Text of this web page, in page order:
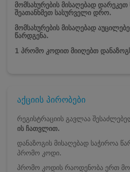
მომსახურების მისაღებად დარეკეთ
შეათანხმეთ სასურველი დრო.
მომსახურების მისაღებად
წარდგენა.
1 პრომო კოდით მიიღებთ
აქციის პირობები
რეგისტრაციის გავლაა
ის ჩათვლით.
დანაზოგის მისაღებად საჭიროა
პრომო კოდი.
პრომო კოდის რაოდენობა ერთ